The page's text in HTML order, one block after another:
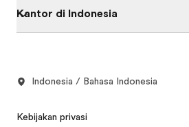
Kantor di Indonesia
Indonesia / Bahasa Indonesia
Kebijakan privasi